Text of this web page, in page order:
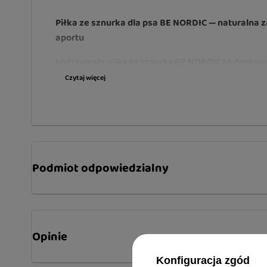
Piłka ze sznurka dla psa BE NORDIC — naturalna
aportu
lubiących gryźć, aportować i przeciągać. Zapewnia
zarówno do samodzielnej zabawy psa, jak i
opiekunem — aportowania, przeciągania czy
Naturalna struktura plecionki
Czytaj więcej
Podmiot odpowiedzialny
Opinie
Konfiguracja zgód